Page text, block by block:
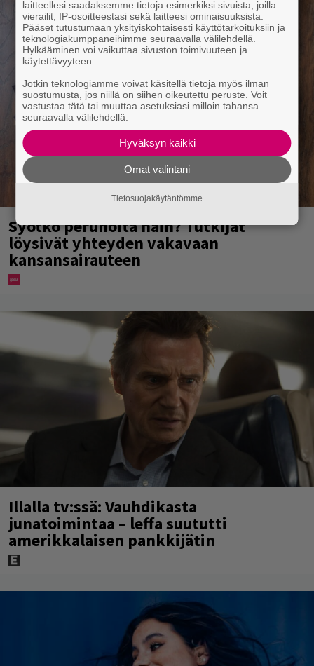
Syötkö perunoita näin? Tutkijat
löysivät yhteyden vakavaan
kansansairauteen
Illalla tv:ssä: Vauhdikasta
junatoimintaa – leffa suututti
amerikkalaisen pankkijätin
laitteellesi saadaksemme tietoja esimerkiksi sivuista, joilla
vierailit, IP-osoitteestasi sekä laitteesi ominaisuuksista.
Pääset tutustumaan yksityiskohtaisesti käyttötarkoituksiin ja
teknologiakumppaneihimme seuraavalla välilehdellä.
Hylkääminen voi vaikuttaa sivuston toimivuuteen ja
käytettävyyteen.
Jotkin teknologiamme voivat käsitellä tietoja myös ilman
suostumusta, jos niillä on siihen oikeutettu peruste. Voit
vastustaa tätä tai muuttaa asetuksiasi milloin tahansa
seuraavalla välilehdellä.
Hyväksyn kaikki
Omat valintani
Tietosuojakäytäntömme